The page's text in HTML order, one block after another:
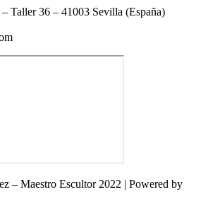
Taller 36 – 41003 Sevilla (España)
– Maestro Escultor 2022 | Powered by